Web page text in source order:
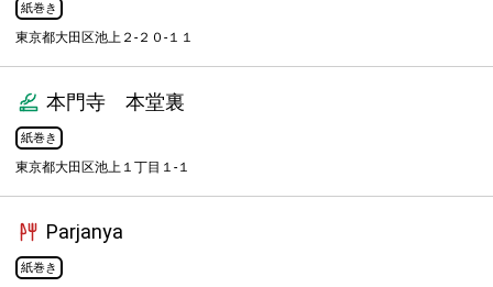
紙巻き
東京都大田区池上２-２０-１１
本門寺 本堂裏
紙巻き
東京都大田区池上１丁目１-１
Parjanya
紙巻き